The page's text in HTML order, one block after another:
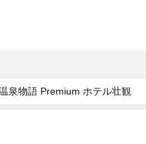
泉物語 Premium ホテル壮観